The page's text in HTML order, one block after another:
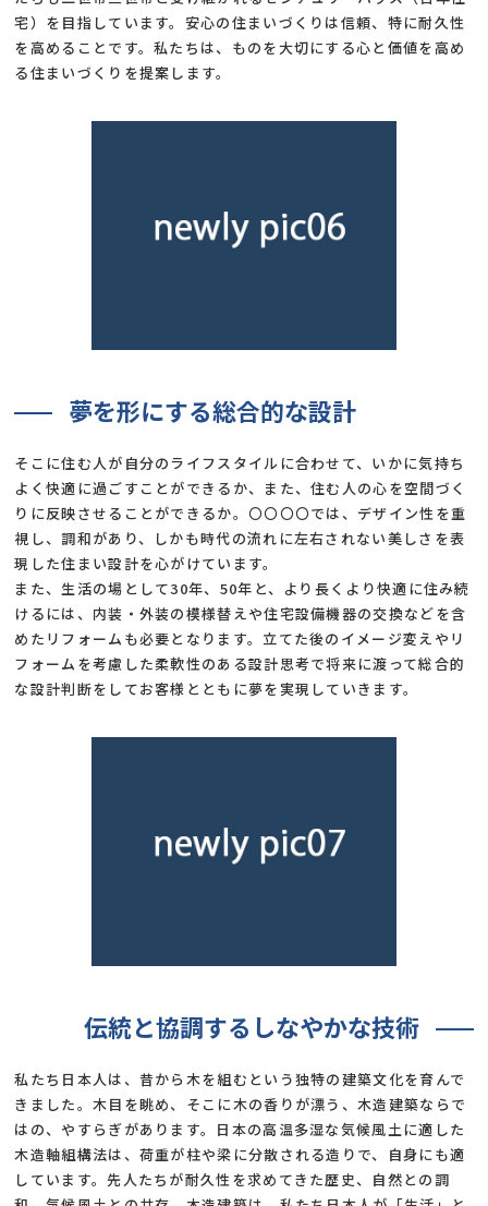
宅）を目指しています。安心の住まいづくりは信頼、特に耐久性
を高めることです。私たちは、ものを大切にする心と価値を高め
る住まいづくりを提案します。
夢を形にする総合的な設計
そこに住む人が自分のライフスタイルに合わせて、いかに気持ち
よく快適に過ごすことができるか、また、住む人の心を空間づく
りに反映させることができるか。〇〇〇〇では、デザイン性を重
視し、調和があり、しかも時代の流れに左右されない美しさを表
現した住まい設計を心がけています。
また、生活の場として30年、50年と、より長くより快適に住み続
けるには、内装・外装の模様替えや住宅設備機器の交換などを含
めたリフォームも必要となります。立てた後のイメージ変えやリ
フォームを考慮した柔軟性のある設計思考で将来に渡って総合的
な設計判断をしてお客様とともに夢を実現していきます。
伝統と協調するしなやかな技術
私たち日本人は、昔から木を組むという独特の建築文化を育んで
きました。木目を眺め、そこに木の香りが漂う、木造建築ならで
はの、やすらぎがあります。日本の高温多湿な気候風土に適した
木造軸組構法は、荷重が柱や梁に分散される造りで、自身にも適
しています。先人たちが耐久性を求めてきた歴史、自然との調